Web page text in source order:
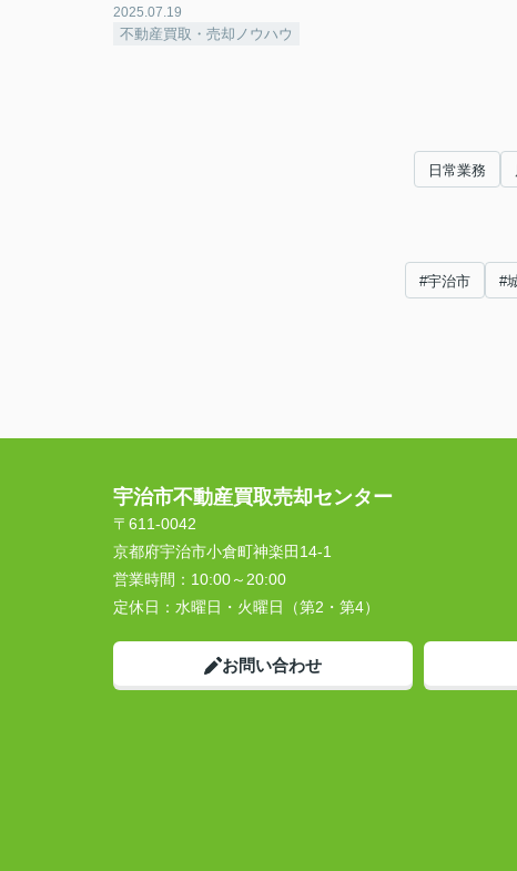
2025.07.19
不動産買取・売却ノウハウ
日常業務
#宇治市 #
宇治市不動産買取売却センター
〒611-0042
京都府宇治市小倉町神楽田14-1
営業時間： 10:00～20:00
定休日： 水曜日・火曜日（第2・第4）
お問い合わせ